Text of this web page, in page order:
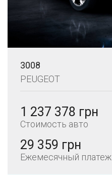
3008
PEUGEOT
1 237 378 грн
Стоимость авто
29 359 грн
Ежемесячный платеж